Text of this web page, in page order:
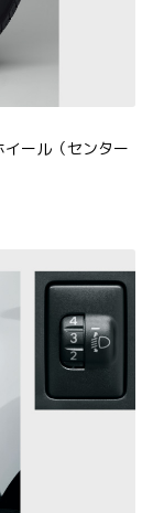
ール（センター